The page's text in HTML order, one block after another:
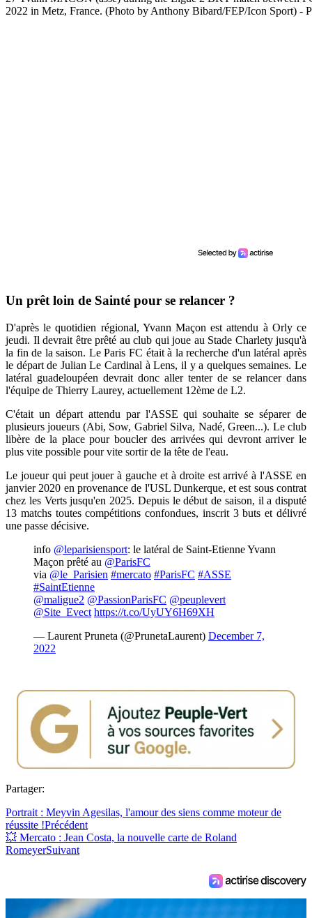
2022 in Metz, France. (Photo by Anthony Bibard/FEP/Icon Sport) -
Un prêt loin de Sainté pour se relancer ?
D'après le quotidien régional, Yvann Maçon est attendu à Orly ce
jeudi. Il devrait être prêté au club qui joue au Stade Charlety jusqu'à
la fin de la saison. Le Paris FC était à la recherche d'un latéral après
le départ de Julian Le Cardinal à Lens, il y a quelques semaines. Le
latéral guadeloupéen devrait donc aller tenter de se relancer dans
l'équipe de Thierry Laurey, actuellement 12ème de L2.
C'était un départ attendu par l'ASSE qui souhaite se séparer de
plusieurs joueurs (Abi, Sow, Gabriel Silva, Nadé, Green...). Le club
libère de la place pour boucler des arrivées qui devront arriver le
plus vite possible pour vite sortir de la tête de l'eau.
Le joueur qui peut jouer à gauche et à droite est arrivé à l'ASSE en
janvier 2020 en provenance de l'USL Dunkerque, et est sous contrat
chez les Verts jusqu'en 2025. Depuis le début de saison, il a disputé
13 matchs toutes compétitions confondues, inscrit 3 buts et délivré
une passe décisive.
info ⁦ @leparisiensport⁩: le latéral de Saint-Etienne Yvann
Maçon prêté au ⁦ @ParisFC
via @le_Parisien #mercato #ParisFC #ASSE
#SaintEtienne
@maligue2 @PassionParisFC @peuplevert
@Site_Evect https://t.co/UyUY6H69XH
— Laurent Pruneta (@PrunetaLaurent) December 7,
2022
Partager:
Portrait : Meyvin Agesilas, l'amour des siens comme moteur de
réussite !Précédent
💥 Mercato : Jean Costa, la nouvelle carte de Roland
RomeyerSuivant